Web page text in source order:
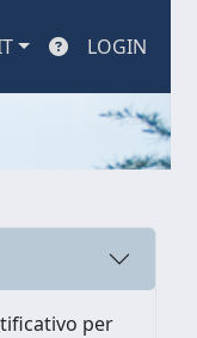
LOGIN
per